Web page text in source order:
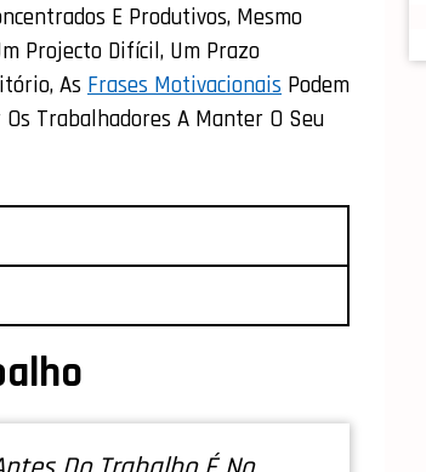
E Produtivos, Mesmo
Projecto Difícil, Um Prazo
As Frases Motivacionais Podem
Trabalhadores A Manter O Seu